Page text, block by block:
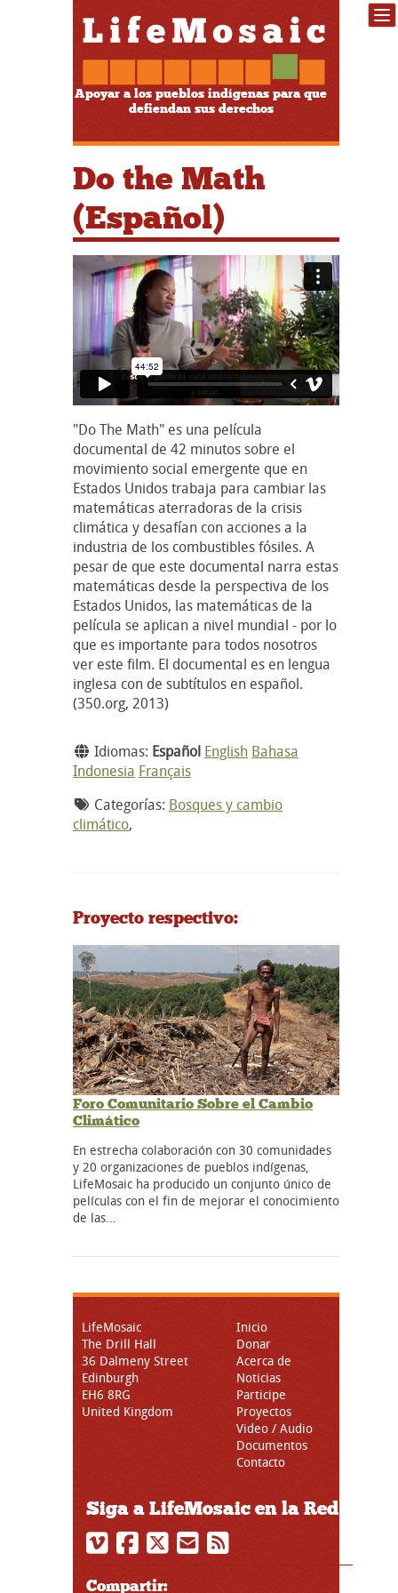
Apoyar a los pueblos indígenas para que
defiendan sus derechos
Do the Math
(Español)
"Do The Math" es una película
documental de 42 minutos sobre el
movimiento social emergente que en
Estados Unidos trabaja para cambiar las
matemáticas aterradoras de la crisis
climática y desafían con acciones a la
industria de los combustibles fósiles. A
pesar de que este documental narra estas
matemáticas desde la perspectiva de los
Estados Unidos, las matemáticas de la
película se aplican a nivel mundial - por lo
que es importante para todos nosotros
ver este film. El documental es en lengua
inglesa con de subtítulos en español.
(350.org, 2013)
Idiomas: Español English Bahasa
Indonesia Français
Categorías: Bosques y cambio
climático,
Proyecto respectivo:
Foro Comunitario Sobre el Cambio
Climático
En estrecha colaboración con 30 comunidades
y 20 organizaciones de pueblos indígenas,
LifeMosaic ha producido un conjunto único de
películas con el fin de mejorar el conocimiento
de las…
LifeMosaic
The Drill Hall
36 Dalmeny Street
Edinburgh
EH6 8RG
United Kingdom
Inicio
Donar
Acerca de
Noticias
Participe
Proyectos
Video / Audio
Documentos
Contacto
Siga a LifeMosaic en la Red
Compartir: